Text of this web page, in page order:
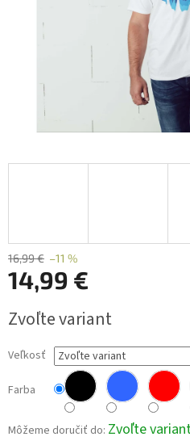
16,99 € –11 %
14,99 €
cena:
Zvoľte variant
Veľkosť
Farba
Môžeme doručiť do: Zvoľte